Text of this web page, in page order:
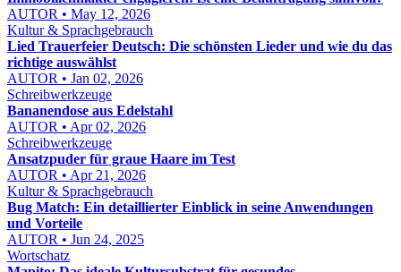
AUTOR • May 12, 2026
Kultur & Sprachgebrauch
Lied Trauerfeier Deutsch: Die schönsten Lieder und wie du das
richtige auswählst
AUTOR • Jan 02, 2026
Schreibwerkzeuge
Bananendose aus Edelstahl
AUTOR • Apr 02, 2026
Schreibwerkzeuge
Ansatzpuder für graue Haare im Test
AUTOR • Apr 21, 2026
Kultur & Sprachgebrauch
Bug Match: Ein detaillierter Einblick in seine Anwendungen
und Vorteile
AUTOR • Jun 24, 2025
Wortschatz